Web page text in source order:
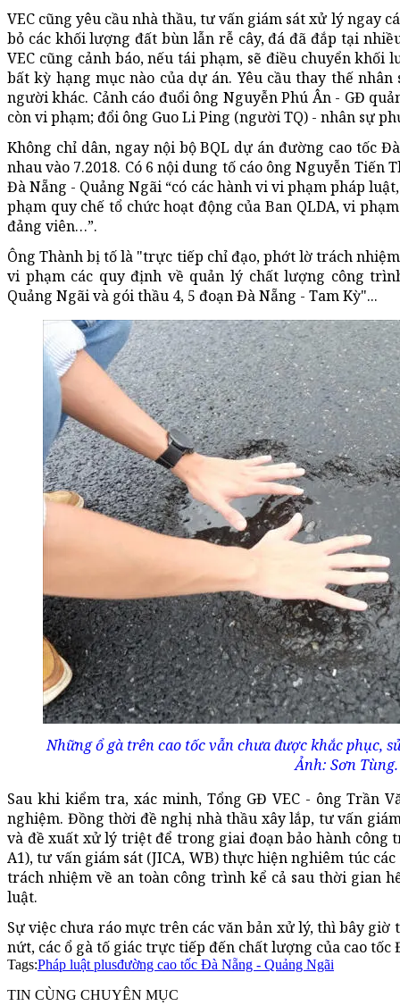
VEC cũng yêu cầu nhà thầu, tư vấn giám sát xử lý ngay
bỏ các khối lượng đất bùn lẫn rễ cây, đá đã đắp tại
VEC cũng cảnh báo, nếu tái phạm, sẽ điều chuyển
bất kỳ hạng mục nào của dự án. Yêu cầu thay thế
người khác. Cảnh cáo đuổi ông Nguyễn Phú Ân - GĐ
còn vi phạm; đổi ông Guo Li Ping (người TQ) - nhân sự
Không chỉ dân, ngay nội bộ BQL dự án đường cao tốc
nhau vào 7.2018. Có 6 nội dung tố cáo ông Nguyễn Tiến
Đà Nẵng - Quảng Ngãi “có các hành vi vi phạm pháp
phạm quy chế tổ chức hoạt động của Ban QLDA, vi
đảng viên…”.
Ông Thành bị tố là "trực tiếp chỉ đạo, phớt lờ trách
vi phạm các quy định về quản lý chất lượng công
Quảng Ngãi và gói thầu 4, 5 đoạn Đà Nẵng - Tam Kỳ"...
Những ổ gà trên cao tốc vẫn chưa được khắc phục,
Ảnh: Sơn Tùng.
Sau khi kiểm tra, xác minh, Tổng GĐ VEC - ông Trần
nghiệm. Đồng thời đề nghị nhà thầu xây lắp, tư vấn
và đề xuất xử lý triệt để trong giai đoạn bảo hành công
A1), tư vấn giám sát (JICA, WB) thực hiện nghiêm túc
trách nhiệm về an toàn công trình kể cả sau thời gian
luật.
Sự việc chưa ráo mực trên các văn bản xử lý, thì bây
nứt, các ổ gà tố giác trực tiếp đến chất lượng của cao tốc
Tags:Pháp luật plusđường cao tốc Đà Nẵng - Quảng Ngãi
TIN CÙNG CHUYÊN MỤC